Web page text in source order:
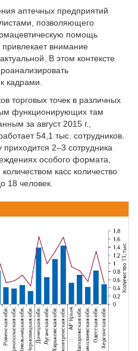
аптечных предприятий
позволяющего
помощь
привлекает внимание
В этом контексте
кадрами.
торговых точек в различных
функционирующих там
за август 2015 г.,
54,1 тыс. сотрудников.
2–3 сотрудника
особого формата,
касс количество
18 человек.